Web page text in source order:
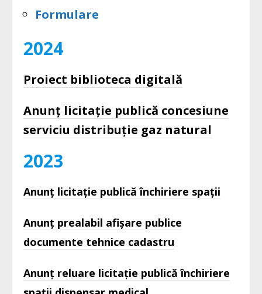
Formulare
2024
Proiect biblioteca digitală
Anunț licitație publică concesiune
serviciu distribuție gaz natural
2023
Anunț licitație publică închiriere spații
Anunț prealabil afișare publice
documente tehnice cadastru
Anunț reluare licitație publică închiriere